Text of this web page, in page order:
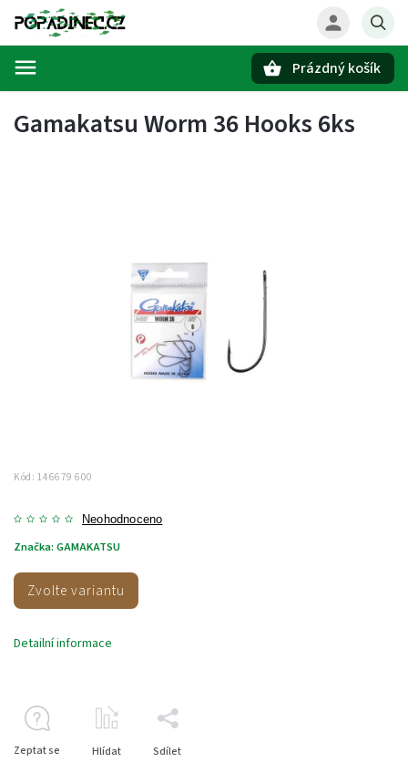
Prázdný košík
Gamakatsu Worm 36 Hooks 6ks
Kód: 146679 600
Neohodnoceno
Značka: GAMAKATSU
Zvolte variantu
Detailní informace
Zeptat se Hlídat Sdílet